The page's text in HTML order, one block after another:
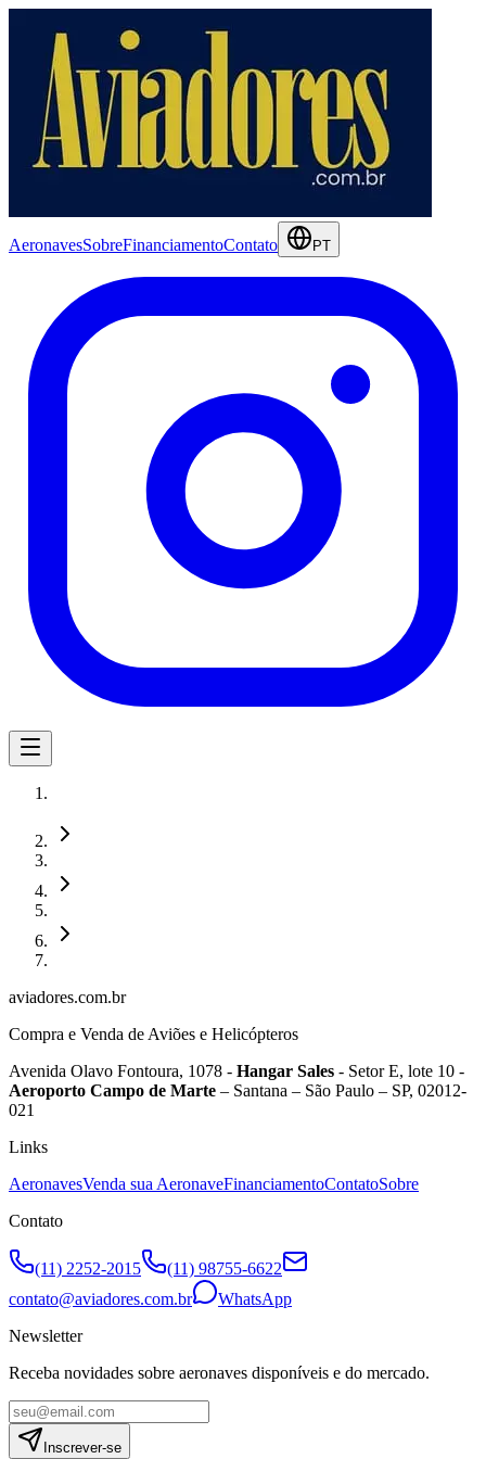
AeronavesSobreFinanciamentoContato PT
aviadores.com.br
Compra e Venda de Aviões e Helicópteros
Avenida Olavo Fontoura, 1078 - Hangar Sales - Setor E, lote 10 -
Aeroporto Campo de Marte – Santana – São Paulo – SP, 02012-
021
Links
AeronavesVenda sua AeronaveFinanciamentoContatoSobre
Contato
(11) 2252-2015
(11) 98755-6622
contato@aviadores.com.br
WhatsApp
Newsletter
Receba novidades sobre aeronaves disponíveis e do mercado.
Inscrever-se